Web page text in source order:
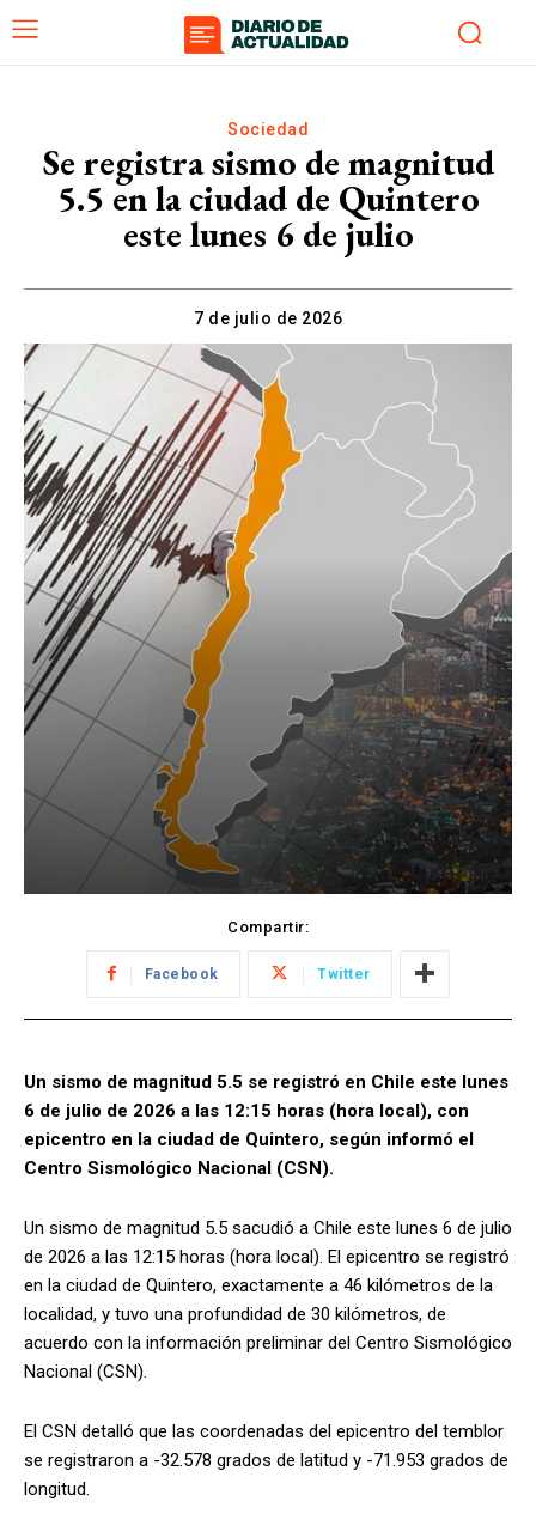
Sociedad
Se registra sismo de magnitud
5.5 en la ciudad de Quintero
este lunes 6 de julio
7 de julio de 2026
Compartir:
Facebook Twitter
Un sismo de magnitud 5.5 se registró en Chile este lunes
6 de julio de 2026 a las 12:15 horas (hora local), con
epicentro en la ciudad de Quintero, según informó el
Centro Sismológico Nacional (CSN).
Un sismo de magnitud 5.5 sacudió a Chile este lunes 6 de julio
de 2026 a las 12:15 horas (hora local). El epicentro se registró
en la ciudad de Quintero, exactamente a 46 kilómetros de la
localidad, y tuvo una profundidad de 30 kilómetros, de
acuerdo con la información preliminar del Centro Sismológico
Nacional (CSN).
El CSN detalló que las coordenadas del epicentro del temblor
se registraron a -32.578 grados de latitud y -71.953 grados de
longitud.